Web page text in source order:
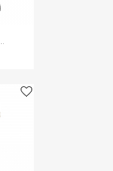
favorite_border